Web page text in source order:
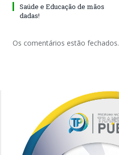
Saúde e Educação de mãos
dadas!
Os comentários estão fechados.